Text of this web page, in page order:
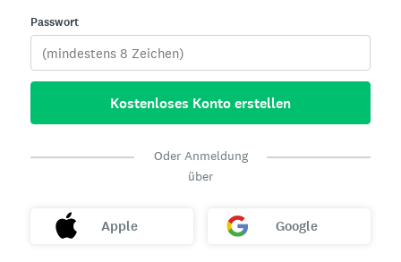
Passwort
Kostenloses Konto erstellen
Oder Anmeldung
über
Apple Google